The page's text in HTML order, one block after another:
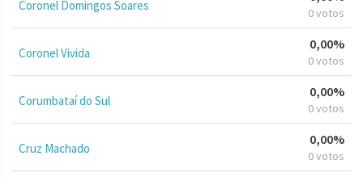
Coronel Domingos Soares 0 votos
Coronel Vivida
0,00%
0 votos
Corumbataí do Sul
0,00%
0 votos
Cruz Machado
0,00%
0 votos